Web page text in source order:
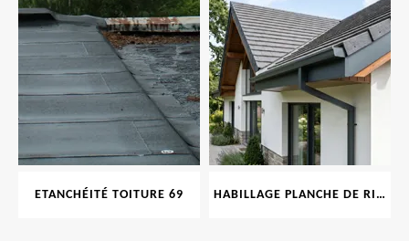
ETANCHÉITÉ TOITURE 69 HABILLAGE PLANCHE DE RIVE 69